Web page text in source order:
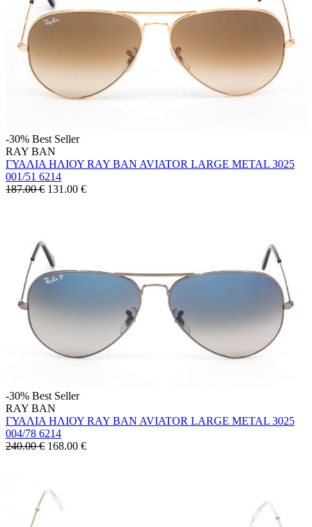
-30% Best Seller
RAY BAN
ΓΥΑΛΙΑ ΗΛΙΟΥ RAY BAN AVIATOR LARGE METAL 3025
001/51 6214
187.00 € 131.00 €
-30% Best Seller
RAY BAN
ΓΥΑΛΙΑ ΗΛΙΟΥ RAY BAN AVIATOR LARGE METAL 3025
004/78 6214
240.00 € 168.00 €